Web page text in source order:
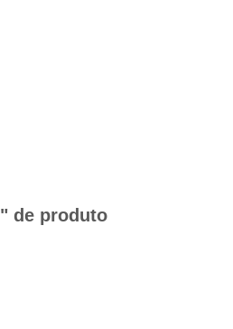
de produto